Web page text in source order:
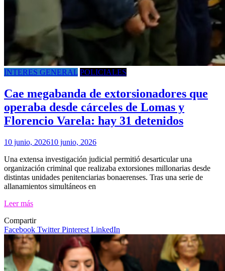
INTERES GENERAL POLICIALES
Cae megabanda de extorsionadores que
operaba desde cárceles de Lomas y
Florencio Varela: hay 31 detenidos
10 junio, 202610 junio, 2026
Una extensa investigación judicial permitió desarticular una
organización criminal que realizaba extorsiones millonarias desde
distintas unidades penitenciarias bonaerenses. Tras una serie de
allanamientos simultáneos en
Leer más
Compartir
Facebook TwitterPinterest LinkedIn